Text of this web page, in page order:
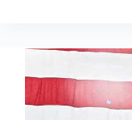
GRAND
À
AUSTIN
DEVANT